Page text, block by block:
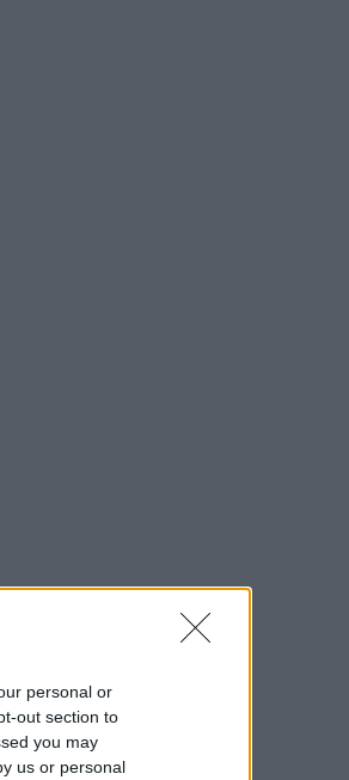
personal or
out section to
you may
us or personal